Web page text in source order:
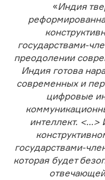
«Индия
государствами-
преодолении
Индия готова
современных и
цифровые
интеллект.
государствами-
которая будет